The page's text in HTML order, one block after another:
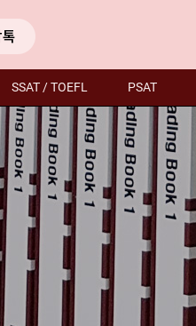
SSAT / TOEFL PSAT